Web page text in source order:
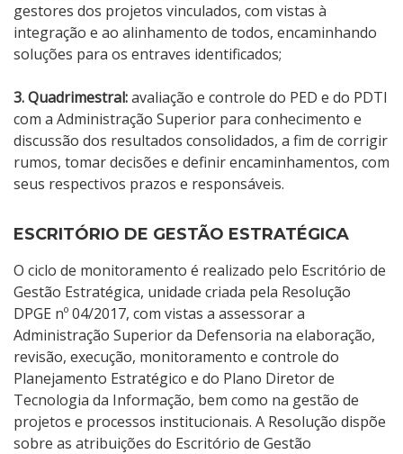
gestores dos projetos vinculados, com vistas à
integração e ao alinhamento de todos, encaminhando
soluções para os entraves identificados;
3. Quadrimestral:avaliação e controle do PED e do PDTI
com a Administração Superior para conhecimento e
discussão dos resultados consolidados, a fim de corrigir
rumos, tomar decisões e definir encaminhamentos, com
seus respectivos prazos e responsáveis.
ESCRITÓRIO DE GESTÃO ESTRATÉGICA
O ciclo de monitoramento é realizado pelo Escritório de
Gestão Estratégica, unidade criada pela Resolução
DPGE nº 04/2017, com vistas a assessorar a
Administração Superior da Defensoria na elaboração,
revisão, execução, monitoramento e controle do
Planejamento Estratégico e do Plano Diretor de
Tecnologia da Informação, bem como na gestão de
projetos e processos institucionais. A Resolução dispõe
sobre as atribuições do Escritório de Gestão